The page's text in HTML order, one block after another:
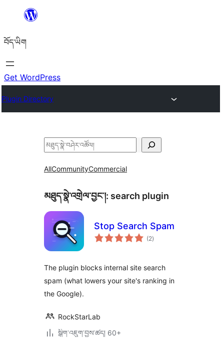
content
བོད་ཡིག
Get WordPress
Plugin Directory
བཤེར་
AllCommunityCommercial
མཐུད་སྣེ་འགྲེལ་བྱང་།: search plugin
Stop Search Spam
(2གདེང་
འཇོག་
)
The plugin blocks internal site search
spam (what lowers your site's ranking in
the Google).
RockStarLab
སྒྲིག་འཇུག་བྱས་ཚད། 60+